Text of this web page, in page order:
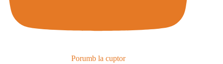
Porumb la cuptor